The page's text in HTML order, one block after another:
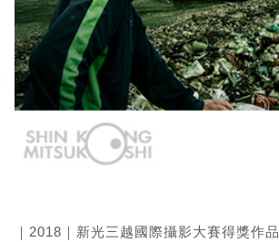
｜2018｜新光三越國際攝影大賽得獎作品